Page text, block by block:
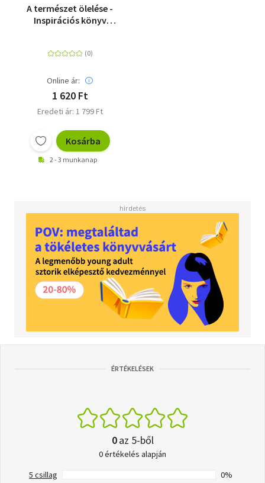
A természet ölelése -
Inspirációs könyv
Online ár:
1 620 Ft
Eredeti ár: 1 799 Ft
Kosárba
2 - 3 munkanap
ÉRTÉKELÉSEK
0az 5-ből
0 értékelés alapján
5 csillag
0%